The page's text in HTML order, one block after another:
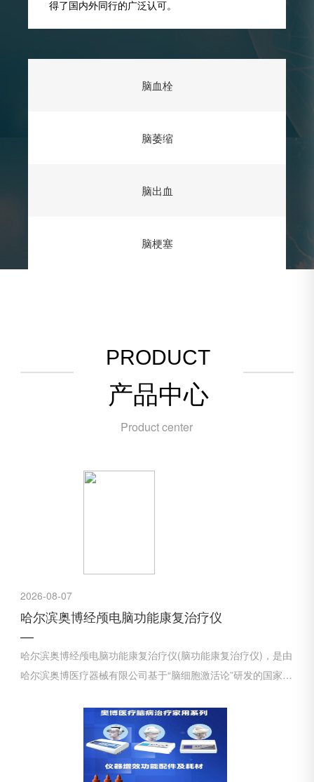
得了国内外同行的广泛认可。
脑血栓
脑萎缩
脑出血
脑梗塞
PRODUCT
产品中心
Product center
2026-08-07
哈尔滨奥博经颅电脑功能康复治疗仪
哈尔滨奥博经颅电脑功能康复治疗仪(脑功能康复治疗仪)，是由
哈尔滨奥博医疗器械有限公司基于“脑细胞激活论”研发的国家Ⅱ